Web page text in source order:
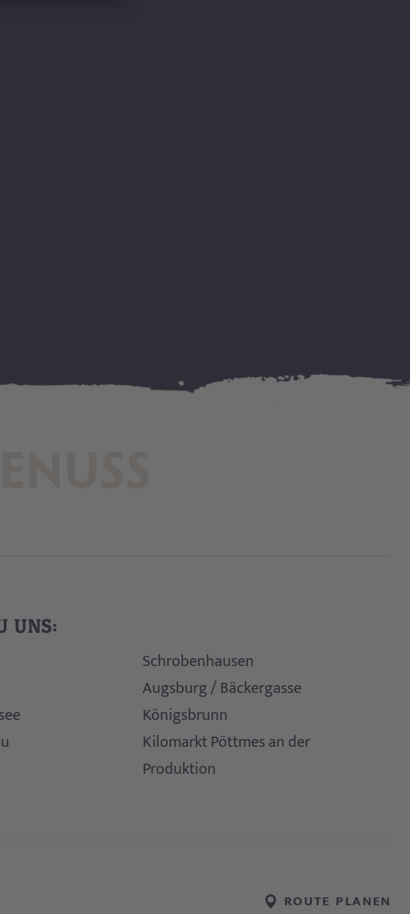
UNS:
Schrobenhausen
Augsburg / Bäckergasse
Königsbrunn
Kilomarkt Pöttmes an der
Produktion
ROUTE PLANEN